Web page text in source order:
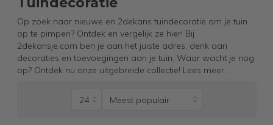
Op zoek naar nieuwe en 2dekans tuindecoratie om je tuin
op te pimpen? Ontdek en vergelijk ze hier! Bij
2dekansje.com ben je aan het juiste adres, denk aan
decoraties en toevoegingen aan je tuin. Waar wacht je nog
op? Ontdek nu onze uitgebreide collectie! Lees meer...